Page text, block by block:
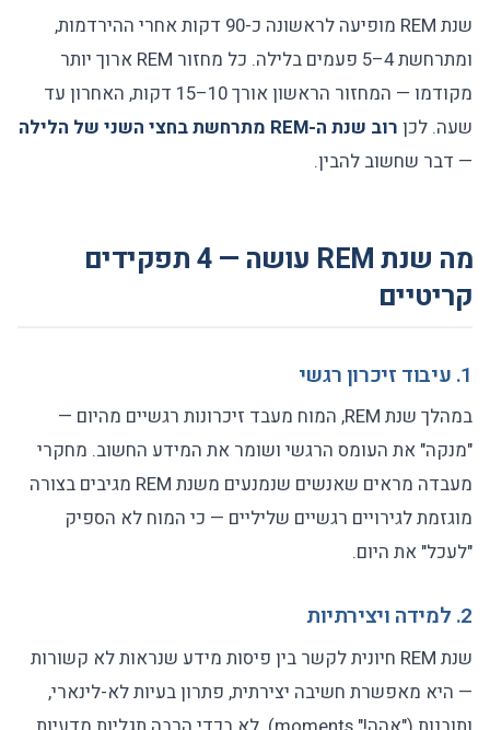
שנת REM מופיעה לראשונה כ-90 דקות אחרי ההירדמות,
ומתרחשת 4–5 פעמים בלילה. כל מחזור REM ארוך יותר
מקודמו — המחזור הראשון אורך 10–15 דקות, האחרון עד
שעה. לכן רוב שנת ה-REM מתרחשת בחצי השני של הלילה
— דבר שחשוב להבין.
מה שנת REM עושה — 4 תפקידים
קריטיים
1. עיבוד זיכרון רגשי
במהלך שנת REM, המוח מעבד זיכרונות רגשיים מהיום —
"מנקה" את העומס הרגשי ושומר את המידע החשוב. מחקרי
מעבדה מראים שאנשים שנמנעים משנת REM מגיבים בצורה
מוגזמת לגירויים רגשיים שליליים — כי המוח לא הספיק
"לעכל" את היום.
2. למידה ויצירתיות
שנת REM חיונית לקשר בין פיסות מידע שנראות לא קשורות
— היא מאפשרת חשיבה יצירתית, פתרון בעיות לא-לינארי,